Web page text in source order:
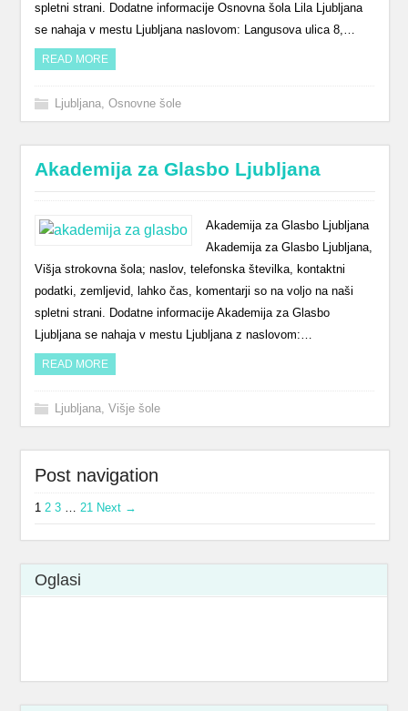
spletni strani. Dodatne informacije Osnovna šola Lila Ljubljana
se nahaja v mestu Ljubljana naslovom: Langusova ulica 8,…
READ MORE
Ljubljana,Osnovne šole
Akademija za Glasbo Ljubljana
Akademija za Glasbo Ljubljana
Akademija za Glasbo Ljubljana,
Višja strokovna šola; naslov, telefonska številka, kontaktni
podatki, zemljevid, lahko čas, komentarji so na voljo na naši
spletni strani. Dodatne informacije Akademija za Glasbo
Ljubljana se nahaja v mestu Ljubljana z naslovom:…
READ MORE
Ljubljana,Višje šole
Post navigation
1 2 3 … 21 Next →
Oglasi